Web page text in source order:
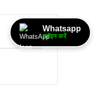
Whatsapp
ज्वॉइन करें